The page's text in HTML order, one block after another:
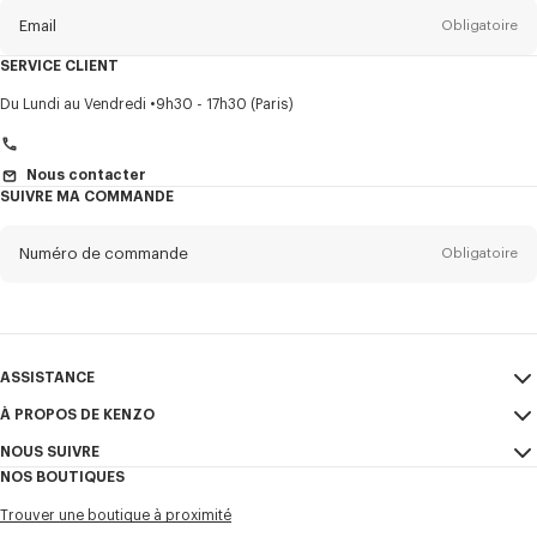
Email Obligatoire
Titre Obligatoire
Je souhaite recevoir les communications sur les produits, services,
réseaux sociaux et autres plateformes. Des pixels de suivi sont intégrés
SERVICE CLIENT
Du Lundi au Vendredi 9h30 - 17h30 (Paris)
Nous contacter
SUIVRE MA COMMANDE
Numéro de commande Obligatoire
ASSISTANCE
Mon compte
Guide des tailles
FAQ
À PROPOS DE KENZO
CGV
Confidentialité
NOUS SUIVRE
Youtube
NOS BOUTIQUES
Trouver une boutique à proximité